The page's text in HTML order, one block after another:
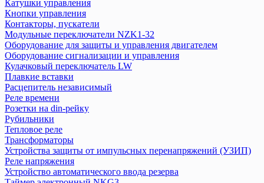
Реле напряжения
Устройства защиты от импульсных перенапряжений (УЗИП)
Таймер электронный NKG3
Устройство автоматического ввода резерва
DigiTOP
Переключатель фаз
Реле напряжения
DKC
ETIMAT
Переключатель нагрузки
Авт. выключатели
Катушки управления
Кнопки управления
Контакторы, пускатели
Модульные переключатели NZK1-32
Оборудование для защиты и управления двигателем
Оборудование сигнализации и управления
Кулачковый переключатель LW
Плавкие вставки
Расцепитель независимый
Реле времени
Розетки на din-рейку
Рубильники
Тепловое реле
Трансформаторы
Устройства защиты от импульсных перенапряжений (УЗИП)
Реле напряжения
Устройство автоматического ввода резерва